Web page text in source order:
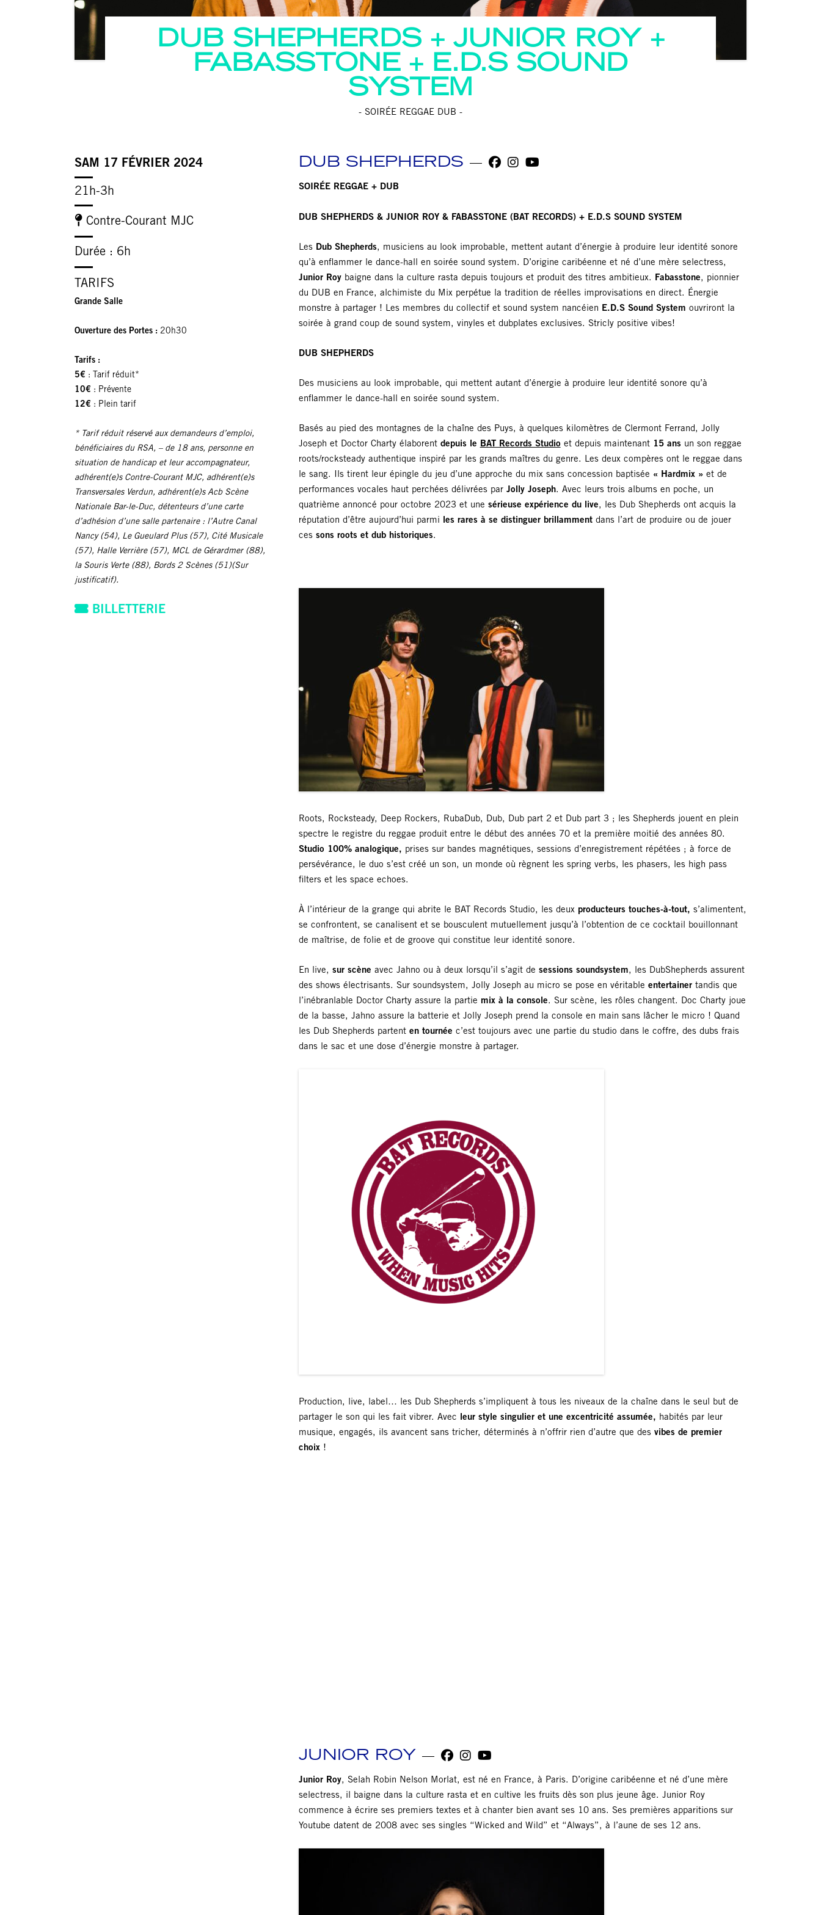
DUB SHEPHERDS
JUNIOR ROY
FABASSTONE
E.D.S SOUND
SYSTEM
- SOIRÉE REGGAE DUB -
SAM 17 FÉVRIER 2024
21h-3h
Contre-Courant MJC
Durée : 6h
TARIFS
Grande Salle
Ouverture des Portes : 20h30
Tarifs :
5€ : Tarif réduit*
10€ : Prévente
12€ : Plein tarif
* Tarif réduit réservé aux demandeurs d’emploi,
bénéficiaires du RSA, – de 18 ans, personne en
situation de handicap et leur accompagnateur,
adhérent(e)s Contre-Courant MJC, adhérent(e)s
Transversales Verdun, adhérent(e)s Acb Scène
Nationale Bar-le-Duc, détenteurs d’une carte
d’adhésion d’une salle partenaire : l’Autre Canal
Nancy (54), Le Gueulard Plus (57), Cité Musicale
(57), Halle Verrière (57), MCL de Gérardmer (88),
la Souris Verte (88), Bords 2 Scènes (51)(Sur
justificatif).
BILLETTERIE
DUB SHEPHERDS
SOIRÉE REGGAE + DUB
DUB SHEPHERDS & JUNIOR ROY & FABASSTONE (BAT RECORDS) + E.D.S SOUND SYSTEM
Les Dub Shepherds, musiciens au look improbable, mettent autant d’énergie à produire leur identité sonore
qu’à enflammer le dance-hall en soirée sound system. D’origine caribéenne et né d’une mère selectress,
Junior Roybaigne dans la culture rasta depuis toujours et produit des titres ambitieux. Fabasstone, pionnier
du DUB en France, alchimiste du Mix perpétue la tradition de réelles improvisations en direct. Énergie
monstre à partager ! Les membres du collectif et sound system nancéien E.D.S Sound System ouvriront la
soirée à grand coup de sound system, vinyles et dubplates exclusives. Stricly positive vibes!
DUB SHEPHERDS
Des musiciens au look improbable, qui mettent autant d’énergie à produire leur identité sonore qu’à
enflammer le dance-hall en soirée sound system.
Basés au pied des montagnes de la chaîne des Puys, à quelques kilomètres de Clermont Ferrand, Jolly
Joseph et Doctor Charty élaborent depuis le BAT Records Studio et depuis maintenant 15 ans un son reggae
roots/rocksteady authentique inspiré par les grands maîtres du genre. Les deux compères ont le reggae dans
le sang. Ils tirent leur épingle du jeu d’une approche du mix sans concession baptisée « Hardmix »et de
performances vocales haut perchées délivrées par Jolly Joseph. Avec leurs trois albums en poche, un
quatrième annoncé pour octobre 2023 et une sérieuse expérience du live, les Dub Shepherds ont acquis la
réputation d’être aujourd’hui parmi les rares à se distinguer brillammentdans l’art de produire ou de jouer
ces sons roots et dub historiques.
Roots, Rocksteady, Deep Rockers, RubaDub, Dub, Dub part 2 et Dub part 3 ; les Shepherds jouent en plein
spectre le registre du reggae produit entre le début des années 70 et la première moitié des années 80.
Studio 100% analogique, prises sur bandes magnétiques, sessions d’enregistrement répétées ; à force de
persévérance, le duo s’est créé un son, un monde où règnent les spring verbs, les phasers, les high pass
filters et les space echoes.
À l’intérieur de la grange qui abrite le BAT Records Studio, les deux producteurs touches-à-tout, s’alimentent,
se confrontent, se canalisent et se bousculent mutuellement jusqu’à l’obtention de ce cocktail bouillonnant
de maîtrise, de folie et de groove qui constitue leur identité sonore.
En live, sur scène avec Jahno ou à deux lorsqu’il s’agit de sessions soundsystem, les DubShepherds assurent
des shows électrisants. Sur soundsystem, Jolly Joseph au micro se pose en véritable entertainertandis que
l’inébranlable Doctor Charty assure la partie mix à la console. Sur scène, les rôles changent. Doc Charty joue
de la basse, Jahno assure la batterie et Jolly Joseph prend la console en main sans lâcher le micro ! Quand
les Dub Shepherds partent en tournée c’est toujours avec une partie du studio dans le coffre, des dubs frais
dans le sac et une dose d’énergie monstre à partager.
Production, live, label… les Dub Shepherds s’impliquent à tous les niveaux de la chaîne dans le seul but de
partager le son qui les fait vibrer. Avec leur style singulier et une excentricité assumée, habités par leur
musique, engagés, ils avancent sans tricher, déterminés à n’offrir rien d’autre que des vibes de premier
choix!
JUNIOR ROY
Junior Roy, Selah Robin Nelson Morlat, est né en France, à Paris. D’origine caribéenne et né d’une mère
selectress, il baigne dans la culture rasta et en cultive les fruits dès son plus jeune âge. Junior Roy
commence à écrire ses premiers textes et à chanter bien avant ses 10 ans. Ses premières apparitions sur
Youtube datent de 2008 avec ses singles “Wicked and Wild” et “Always”, à l’aune de ses 12 ans.